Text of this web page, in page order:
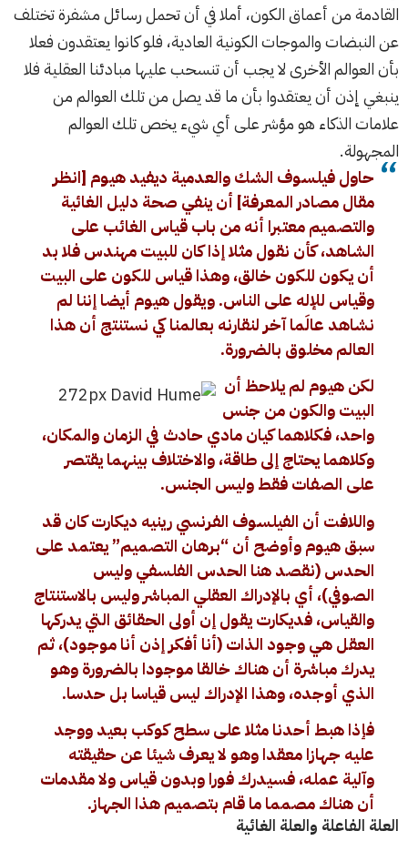
القادمة من أعماق الكون، أملا في أن تحمل رسائل مشفرة تختلف
عن النبضات والموجات الكونية العادية، فلو كانوا يعتقدون فعلا
بأن العوالم الأخرى لا يجب أن تنسحب عليها مبادئنا العقلية فلا
ينبغي إذن أن يعتقدوا بأن ما قد يصل من تلك العوالم من
علامات الذكاء هو مؤشر على أي شيء يخص تلك العوالم
المجهولة.
حاول فيلسوف الشك والعدمية ديفيد هيوم [انظر
مقالمصادر المعرفة] أن ينفي صحة دليل الغائية
والتصميم معتبرا أنه من باب قياس الغائب على
الشاهد، كأن نقول مثلا إذا كان للبيت مهندس فلا بد
أن يكون للكون خالق، وهذا قياس للكون على البيت
وقياس للإله على الناس. ويقول هيوم أيضا إننا لم
نشاهد عالَما آخر لنقارنه بعالمنا كي نستنتج أن هذا
العالم مخلوق بالضرورة.
لكن هيوم لم يلاحظ أن
البيت والكون من جنس
واحد، فكلاهما كيان مادي حادث في الزمان والمكان،
وكلاهما يحتاج إلى طاقة، والاختلاف بينهما يقتصر
على الصفات فقط وليس الجنس.
واللافت أن الفيلسوف الفرنسي رينيه ديكارت كان قد
سبق هيوم وأوضح أن “برهان التصميم” يعتمد على
الحدس (نقصد هنا الحدس الفلسفي وليس
الصوفي)، أي بالإدراك العقلي المباشر وليس بالاستنتاج
والقياس، فديكارت يقول إن أولى الحقائق التي يدركها
العقل هي وجود الذات (أنا أفكر إذن أنا موجود)، ثم
يدرك مباشرة أن هناك خالقا موجودا بالضرورة وهو
الذي أوجده، وهذا الإدراك ليس قياسا بل حدسا.
فإذا هبط أحدنا مثلا على سطح كوكب بعيد ووجد
عليه جهازا معقدا وهو لا يعرف شيئا عن حقيقته
وآلية عمله، فسيدرك فورا وبدون قياس ولا مقدمات
أن هناك مصمما ما قام بتصميم هذا الجهاز.
العلة الفاعلة والعلة الغائية